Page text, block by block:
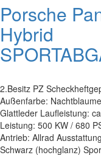
Porsche
Hybrid
2.Besitz PZ
Außenfarbe:
Glattleder Laufleistung:
Leistung: 500 KW / 680
Antrieb: Allrad
Schwarz (hochglanz)